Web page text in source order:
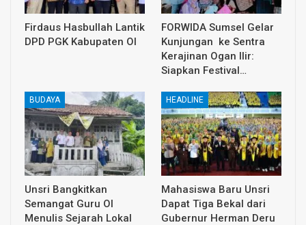
Firdaus Hasbullah Lantik
DPD PGK Kabupaten OI
FORWIDA Sumsel Gelar
Kunjungan ke Sentra
Kerajinan Ogan Ilir:
Siapkan Festival…
BUDAYA
Unsri Bangkitkan
Semangat Guru OI
Menulis Sejarah Lokal
HEADLINE
Mahasiswa Baru Unsri
Dapat Tiga Bekal dari
Gubernur Herman Deru